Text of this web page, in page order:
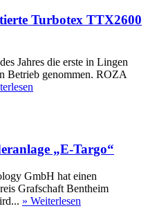
Turbotex TTX2600
Jahres die erste in Lingen
Betrieb genommen. ROZA
„E-Targo“
GmbH hat einen
Grafschaft Bentheim
» Weiterlesen